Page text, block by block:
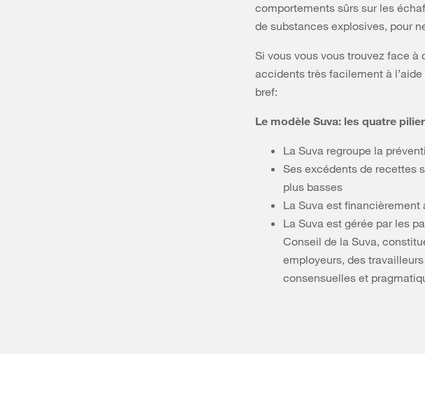
comportements sûrs sur les
de substances explosives, pour
Si vous vous vous trouvez face
accidents très facilement à
bref:
Le modèle Suva: les quatre
La Suva regroupe la
Ses excédents de recettes
plus basses
La Suva est
La Suva est gérée par les
Conseil de la Suva,
employeurs, des
consensuelles et